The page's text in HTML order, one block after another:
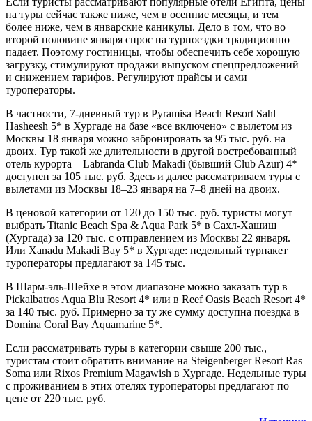
на туры сейчас также ниже, чем в осенние месяцы, и тем
более ниже, чем в январские каникулы. Дело в том, что во
второй половине января спрос на турпоездки традиционно
падает. Поэтому гостиницы, чтобы обеспечить себе хорошую
загрузку, стимулируют продажи выпуском спецпредложений
и снижением тарифов. Регулируют прайсы и сами
туроператоры.
В частности, 7-дневный тур в Pyramisa Beach Resort Sahl
Hasheesh 5* в Хургаде на базе «все включено» с вылетом из
Москвы 18 января можно забронировать за 95 тыс. руб. на
двоих. Тур такой же длительности в другой востребованный
отель курорта – Labranda Club Makadi (бывший Club Azur) 4* –
доступен за 105 тыс. руб. Здесь и далее рассматриваем туры с
вылетами из Москвы 18–23 января на 7–8 дней на двоих.
В ценовой категории от 120 до 150 тыс. руб. туристы могут
выбрать Titanic Beach Spa & Aqua Park 5* в Сахл-Хашиш
(Хургада) за 120 тыс. с отправлением из Москвы 22 января.
Или Xanadu Makadi Bay 5* в Хургаде: недельный турпакет
туроператоры предлагают за 145 тыс.
В Шарм-эль-Шейхе в этом диапазоне можно заказать тур в
Pickalbatros Aqua Blu Resort 4* или в Reef Oasis Beach Resort 4*
за 140 тыс. руб. Примерно за ту же сумму доступна поездка в
Domina Coral Bay Aquamarine 5*.
Если рассматривать туры в категории свыше 200 тыс.,
туристам стоит обратить внимание на Steigenberger Resort Ras
Soma или Rixos Premium Magawish в Хургаде. Недельные туры
с проживанием в этих отелях туроператоры предлагают по
цене от 220 тыс. руб.